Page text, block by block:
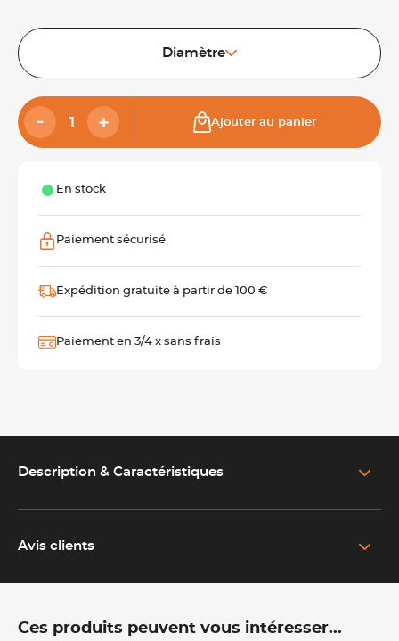
Diamètre
Ajouter au panier
En stock
Paiement sécurisé
Expédition gratuite à partir de 100 €
Paiement en 3/4 x sans frais
Description & Caractéristiques
exigeants, cepasse-bouillon est fabriqué en acier
Avis clients
Ces produits peuvent vous intéresser...